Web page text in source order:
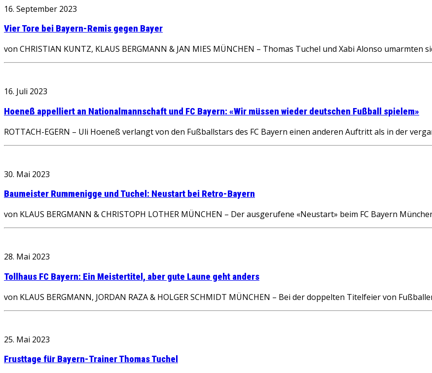
16. September 2023
Vier Tore bei Bayern-Remis gegen Bayer
von CHRISTIAN KUNTZ, KLAUS BERGMANN & JAN MIES MÜNCHEN – Thomas Tuchel und Xabi Alonso
16. Juli 2023
Hoeneß appelliert an Nationalmannschaft und FC Bayern: «Wir müssen wieder deutschen Fußball spielem»
ROTTACH-EGERN – Uli Hoeneß verlangt von den Fußballstars des FC Bayern einen anderen Auftritt als in der
30. Mai 2023
Baumeister Rummenigge und Tuchel: Neustart bei Retro-Bayern
von KLAUS BERGMANN & CHRISTOPH LOTHER MÜNCHEN – Der ausgerufene «Neustart» beim FC Bayern
28. Mai 2023
Tollhaus FC Bayern: Ein Meistertitel, aber gute Laune geht anders
von KLAUS BERGMANN, JORDAN RAZA & HOLGER SCHMIDT MÜNCHEN – Bei der doppelten Titelfeier von
25. Mai 2023
Frusttage für Bayern-Trainer Thomas Tuchel